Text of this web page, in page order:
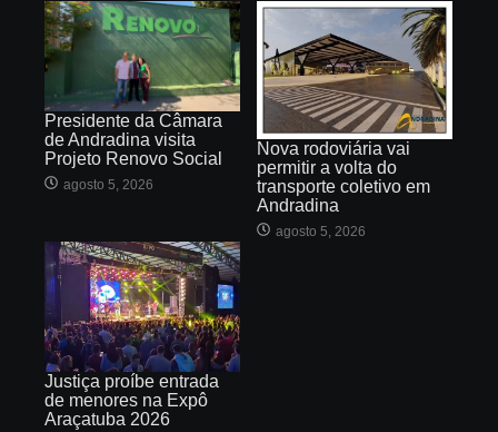
Presidente da Câmara
de Andradina visita
Projeto Renovo Social
agosto 5, 2026
Nova rodoviária vai
permitir a volta do
transporte coletivo em
Andradina
agosto 5, 2026
Justiça proíbe entrada
de menores na Expô
Araçatuba 2026